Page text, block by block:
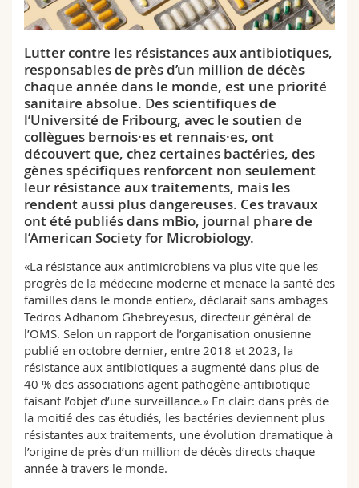
Sciences et médecine
Interfacultaire
Collaborateurs
Doctorants
Webmail
Programme des cours
MyUnifr
Lutter contre les résistances aux antibiotiques,
responsables de près d’un million de décès
chaque année dans le monde, est une priorité
sanitaire absolue. Des scientifiques de
l’Université de Fribourg, avec le soutien de
collègues bernois·es et rennais·es, ont
découvert que, chez certaines bactéries, des
gènes spécifiques renforcent non seulement
leur résistance aux traitements, mais les
rendent aussi plus dangereuses. Ces travaux
ont été publiés dans mBio, journal phare de
l’American Society for Microbiology.
«La résistance aux antimicrobiens va plus vite que les
progrès de la médecine moderne et menace la santé des
familles dans le monde entier», déclarait sans ambages
Tedros Adhanom Ghebreyesus, directeur général de
l’OMS. Selon un rapport de l’organisation onusienne
publié en octobre dernier, entre 2018 et 2023, la
résistance aux antibiotiques a augmenté dans plus de
40 % des associations agent pathogène-antibiotique
faisant l’objet d’une surveillance.» En clair: dans près de
la moitié des cas étudiés, les bactéries deviennent plus
résistantes aux traitements, une évolution dramatique à
l’origine de près d’un million de décès directs chaque
année à travers le monde.